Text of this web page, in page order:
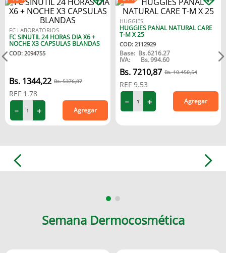
FC LABORATORIOS
FC SINUTIL 24 HORAS DIA X6 +
NOCHE X3 CAPSULAS BLANDAS
COD: 2094755
1344,22 5376,87
REF 1.78
＋
－ Agregar
HUGGIES
HUGGIES PAÑAL NATURAL CARE
T-M X 25
COD: 2112929
Base: Bs.6216.27
IVA: Bs.994.60
7210,87 10.450,54
REF 9.53
＋
－ Agregar
Semana Dermocosmética
protector solar